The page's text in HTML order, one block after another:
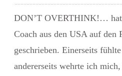
DON’T OVERTHINK!…
Coach aus den USA auf den
geschrieben. Einerseits
andererseits wehrte ich